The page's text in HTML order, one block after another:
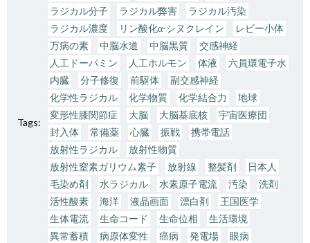
Tags:
ラジカル分子
ラジカル弊害
ラジカル汚染
ラジカル濃度
リン酸化α-シヌクレイン
レビー小体
万病の素
中脳水道 中脳黒質
交感神経
人工ドーパミン
人工ホルモン 体液
六員環電子水
内臓
分子修復 前駆体
副交感神経
化学性ラジカル
化学物質 化学結合力
地球
変形性膝関節症
大脳 大脳基底核
宇宙医療団
封入体
常備薬 心臓 振戦
携帯電話
放射性ラジカル
放射性物質
放射性窒素ガリウム素子
放射線 整髪剤
日本人
毛染め剤
水ラジカル 水素原子電流 汚染
洗剤
活性酸素
海洋 液晶画面 漂白剤
王国医学
生体電流
生命コード 生命位相
生活環境
異常蓄積
病原体変性 癌病 発電場
眼病